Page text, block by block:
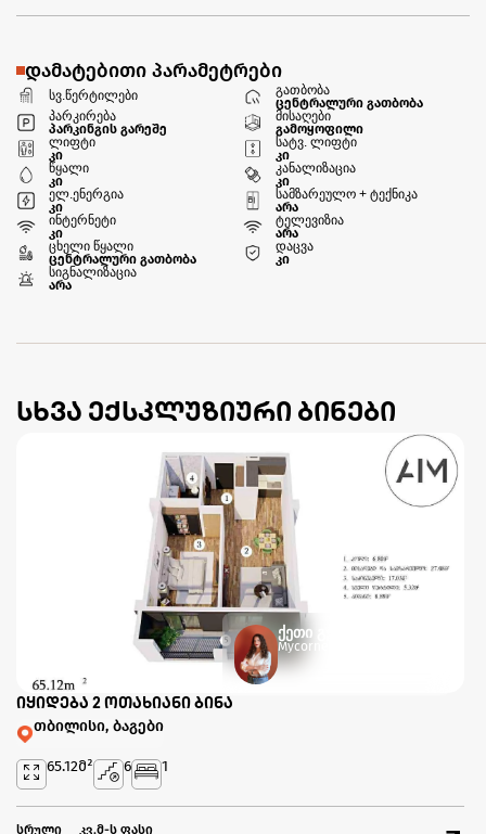
დამატებითი პარამეტრები
სვ.წერტილები
გათბობა
ცენტრალური გათბობა
პარკირება
პარკინგის გარეშე
მისაღები
გამოყოფილი
ლიფტი
კი
სატვ. ლიფტი
კი
წყალი
კი
კანალიზაცია
კი
ელ.ენერგია
კი
სამზარეულო + ტექნიკა
არა
ინტერნეტი
კი
ტელევიზია
არა
ცხელი წყალი
ცენტრალური გათბობა
დაცვა
კი
სიგნალიზაცია
არა
სხვა ექსკლუზიური ბინები
ქეთი გეწაძე
Mycorner.ge-ის ექსპერტი
იყიდება 2 ოთახიანი ბინა
თბილისი, ბაგები
65.12მ² 6 1
სრული კვ.მ-ს ფასი